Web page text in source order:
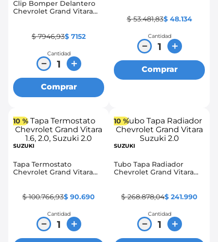
.
chevrolet spark gt
Clip Bomper Delantero
Chevrolet Grand Vitara
$ 7946,93$ 7152
Cantidad
＋
－
Comprar
$ 53.481,83$ 48.134
Cantidad
＋
－
Comprar
10 %
SUZUKI
Tapa Termostato
Chevrolet Grand Vitara
$ 100.766,93$ 90.690
Cantidad
＋
－
10 %
SUZUKI
Tubo Tapa Radiador
Chevrolet Grand Vitara
$ 268.878,04$ 241.990
Cantidad
＋
－